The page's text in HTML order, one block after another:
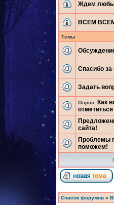
Ждем
ВСЕМ
Темы
Спасибо за
Задать
Опрос: Как
сайта!
Проблемы
поможем!
Список форумов »